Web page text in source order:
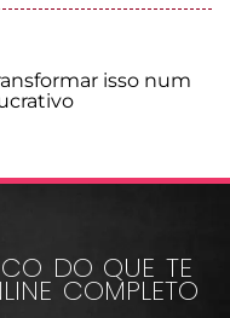
isso num
DO QUE TE
COMPLETO